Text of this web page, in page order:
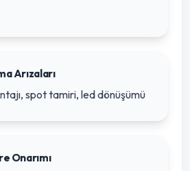
Arızaları
spot tamiri, led dönüşümü
Onarımı